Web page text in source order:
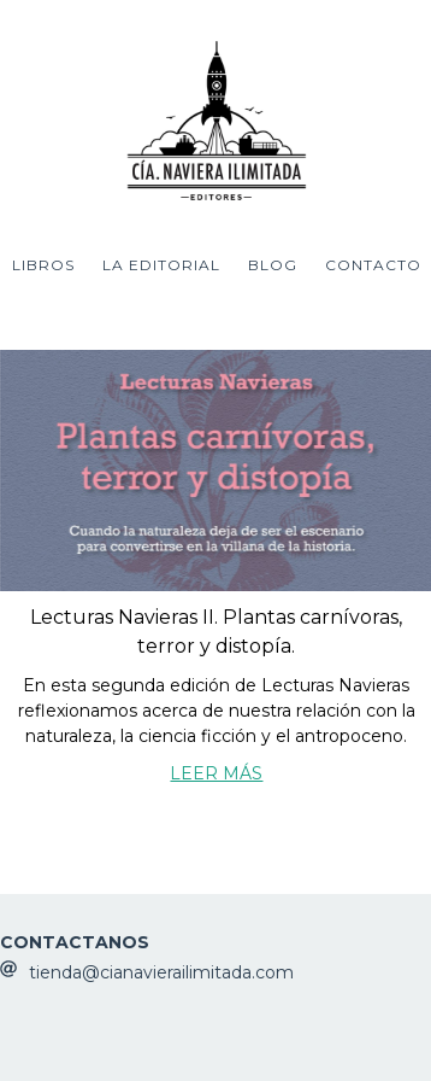
LIBROS LA EDITORIAL BLOG CONTACTO
Lecturas Navieras II. Plantas carnívoras,
terror y distopía.
En esta segunda edición de Lecturas Navieras
reflexionamos acerca de nuestra relación con la
naturaleza, la ciencia ficción y el antropoceno.
LEER MÁS
CONTACTANOS
tienda@cianavierailimitada.com